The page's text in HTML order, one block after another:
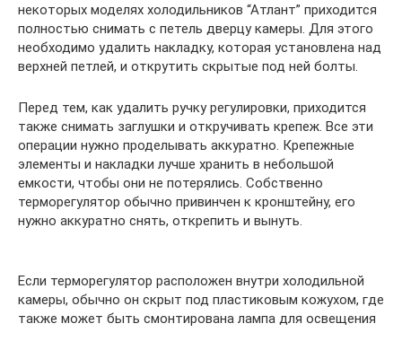
некоторых моделях холодильников “Атлант” приходится
полностью снимать с петель дверцу камеры. Для этого
необходимо удалить накладку, которая установлена над
верхней петлей, и открутить скрытые под ней болты.
Перед тем, как удалить ручку регулировки, приходится
также снимать заглушки и откручивать крепеж. Все эти
операции нужно проделывать аккуратно. Крепежные
элементы и накладки лучше хранить в небольшой
емкости, чтобы они не потерялись. Собственно
терморегулятор обычно привинчен к кронштейну, его
нужно аккуратно снять, открепить и вынуть.
Если терморегулятор расположен внутри холодильной
камеры, обычно он скрыт под пластиковым кожухом, где
также может быть смонтирована лампа для освещения